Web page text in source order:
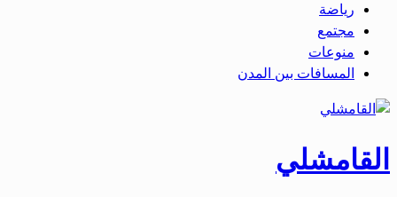
رياضة
مجتمع
منوعات
المسافات بين المدن
القامشلي